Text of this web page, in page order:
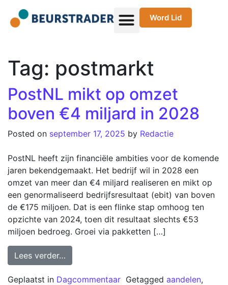
Word Lid
Tag: postmarkt
PostNL mikt op omzet
boven €4 miljard in 2028
Posted on september 17, 2025 by Redactie
PostNL heeft zijn financiële ambities voor de komende
jaren bekendgemaakt. Het bedrijf wil in 2028 een
omzet van meer dan €4 miljard realiseren en mikt op
een genormaliseerd bedrijfsresultaat (ebit) van boven
de €175 miljoen. Dat is een flinke stap omhoog ten
opzichte van 2024, toen dit resultaat slechts €53
miljoen bedroeg. Groei via pakketten […]
Lees verder…
Geplaatst in Dagcommentaar Getagged aandelen,